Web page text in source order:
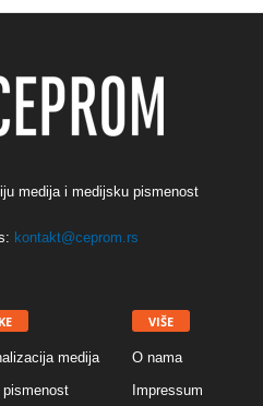
medija i medijsku pismenost
kontakt@ceprom.rs
medija
VIŠE
O nama
Impressum